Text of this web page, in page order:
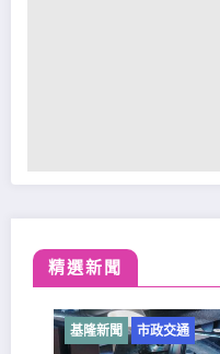
精選新聞
基隆新聞 市政交通